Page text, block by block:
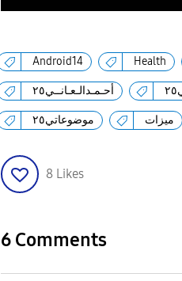
Android14 Health
أحـمـدالـعـانــي٢٥
موضوعاتي٢٥ ميزات
8 Likes
6 Comments